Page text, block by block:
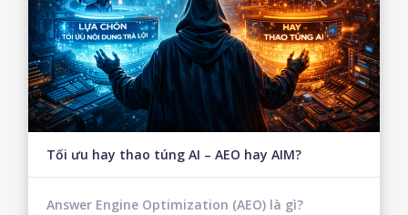
Tối ưu hay thao túng AI – AEO hay AIM?
Answer Engine Optimization (AEO) là gì?